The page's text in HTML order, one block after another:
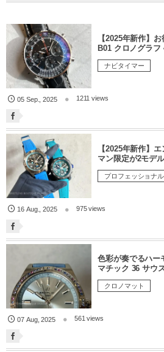
【2025年新作】
B01 クロノグラ
ナビタイマー
05 Sep. ,2025 1211 views
【2025年新作】
マン限定が2モデ
プロフェッショナル
16 Aug. ,2025 975 views
色彩が奏でるハー
マチック 36 サウ
クロノマット
07 Aug,2025 561 views